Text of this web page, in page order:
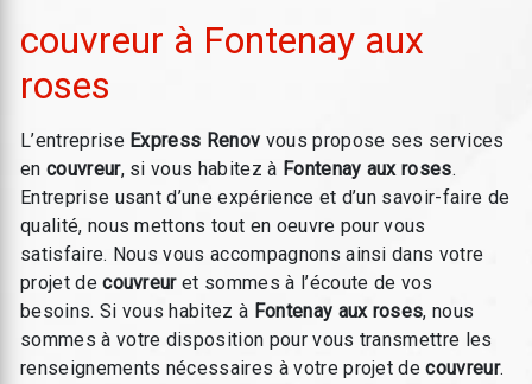
couvreur à Fontenay aux
roses
L’entreprise Express Renov vous propose ses services
en couvreur, si vous habitez à Fontenay aux roses.
Entreprise usant d’une expérience et d’un savoir-faire de
qualité, nous mettons tout en oeuvre pour vous
satisfaire. Nous vous accompagnons ainsi dans votre
projet decouvreuret sommes à l’écoute de vos
besoins. Si vous habitez à Fontenay aux roses, nous
sommes à votre disposition pour vous transmettre les
renseignements nécessaires à votre projet decouvreur.